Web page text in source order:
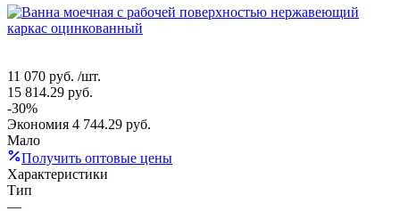
11 070 руб. /шт.
15 814.29 руб.
-30%
Экономия 4 744.29 руб.
Мало
Получить оптовые цены
Характеристики
Тип
—